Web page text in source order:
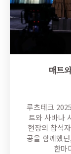
매트
루츠테크
트와 사바나
현장의 참석
공을 함께했
한마